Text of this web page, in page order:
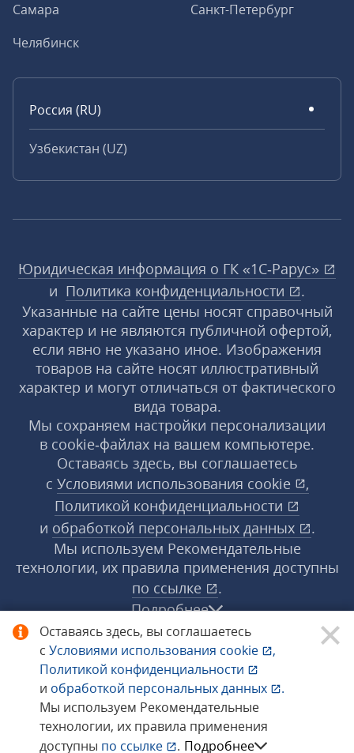
Оставаясь здесь, вы соглашаетесь
с Условиями использования cookie
,
Политикой конфиденциальности
и обработкой персональных данных
.
Мы используем Рекомендательные
технологии, их правила применения
доступны по ссылке . Подробнее
Самара
Санкт-Петербург
Челябинск
Россия (RU)
Узбекистан (UZ)
Юридическая информация о ГК «1С‑Рарус»
и Политика конфиденциальности
.
Указанные на сайте цены носят справочный
характер и не являются публичной офертой,
если явно не указано иное. Изображения
товаров на сайте носят иллюстративный
характер и могут отличаться от фактического
вида товара.
Мы сохраняем настройки персонализации
в cookie‑файлах на вашем компьютере.
Оставаясь здесь, вы соглашаетесь
с Условиями использования cookie
,
Политикой конфиденциальности
и обработкой персональных данных
.
Мы используем Рекомендательные
технологии, их правила применения доступны
по ссылке
.
Подробнее
© 1998−2026 «1С‑Рарус» ®. Все права
защищены.
Сообщить об ошибке